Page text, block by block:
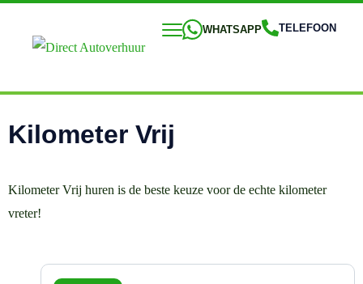
WHATSAPP TELEFOON
Kilometer Vrij
Kilometer Vrij huren is de beste keuze voor de echte kilometer
vreter!